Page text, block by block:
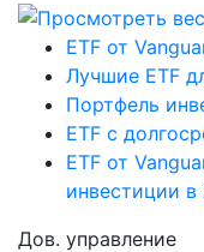
ETF от
Лучшие ETF
Портфель
ETF с
ETF от
инвестиции в
Дов. управление